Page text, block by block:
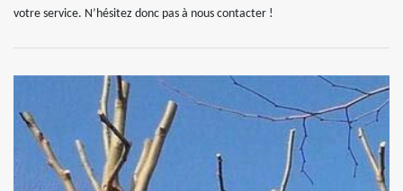
votre service. N’hésitez donc pas à nous contacter !